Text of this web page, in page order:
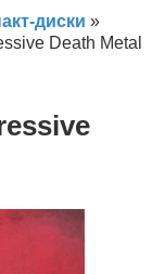
диски »
Death Metal